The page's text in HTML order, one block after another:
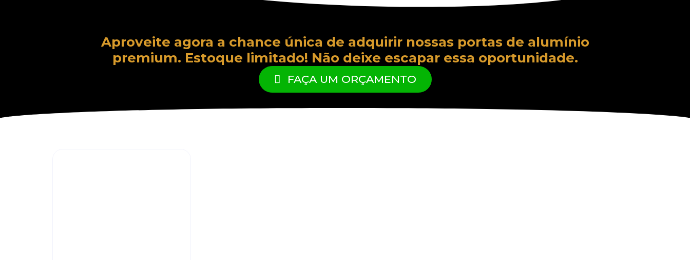
Aproveite agora a chance única de adquirir nossas portas de alumínio
premium. Estoque limitado! Não deixe escapar essa oportunidade.
FAÇA UM ORÇAMENTO